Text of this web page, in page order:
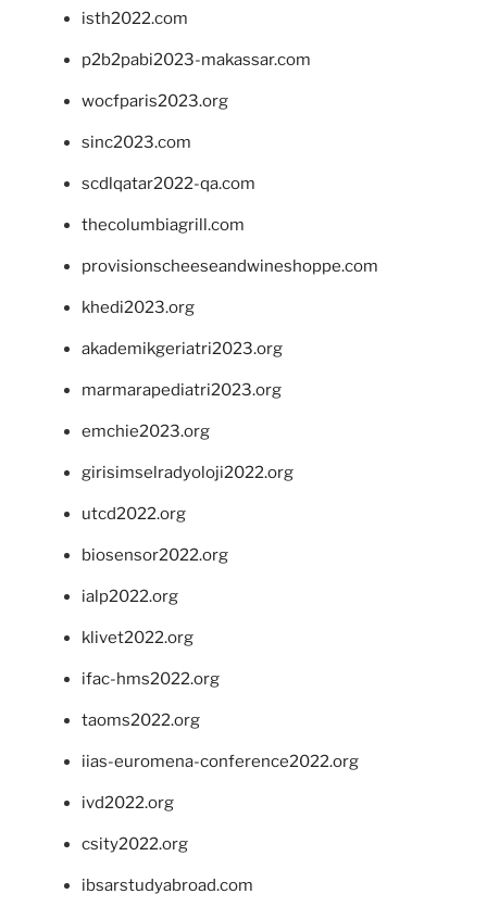
isth2022.com
p2b2pabi2023-makassar.com
wocfparis2023.org
sinc2023.com
scdlqatar2022-qa.com
thecolumbiagrill.com
provisionscheeseandwineshoppe.com
khedi2023.org
akademikgeriatri2023.org
marmarapediatri2023.org
emchie2023.org
girisimselradyoloji2022.org
utcd2022.org
biosensor2022.org
ialp2022.org
klivet2022.org
ifac-hms2022.org
taoms2022.org
iias-euromena-conference2022.org
ivd2022.org
csity2022.org
ibsarstudyabroad.com